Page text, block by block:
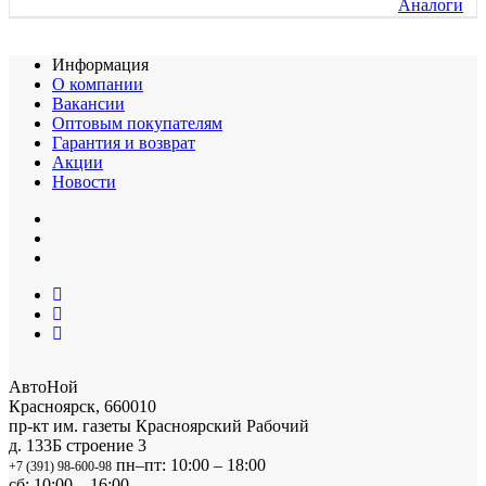
Аналоги
Информация
О компании
Вакансии
Оптовым покупателям
Гарантия и возврат
Акции
Новости
АвтоНой
Красноярск, 660010
пр-кт им. газеты Красноярский Рабочий
д. 133Б строение 3
+7 (391) 98-600-98 пн–пт: 10:00 – 18:00